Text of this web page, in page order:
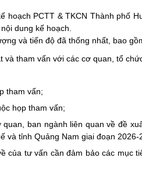
hoạch PCTT & TKCN Thành phố
dung kế hoạch.
và tiến độ đã thống nhất, bao
tham vấn với các cơ quan, tổ
tham vấn;
họp tham vấn;
ban ngành liên quan về đề
và tỉnh Quảng Nam giai đoạn 2026-
của tư vấn cần đảm bảo các mục